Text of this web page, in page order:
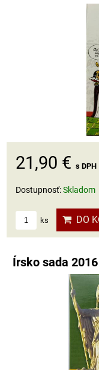
21,90 € s DPH
Dostupnosť:Skladom
ks DO
Írsko sada